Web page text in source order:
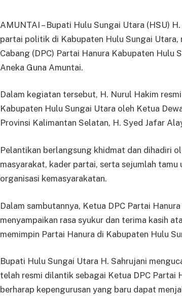
AMUNTAI – Bupati Hulu Sungai Utara (HSU)
partai politik di Kabupaten Hulu Sungai
Cabang (DPC) Partai Hanura Kabupaten Hulu
Aneka Guna Amuntai.
Dalam kegiatan tersebut, H. Nurul Hakim
Kabupaten Hulu Sungai Utara oleh Ketua
Provinsi Kalimantan Selatan, H. Syed Jafar
Pelantikan berlangsung khidmat dan dihadiri
masyarakat, kader partai, serta sejumlah
organisasi kemasyarakatan.
Dalam sambutannya, Ketua DPC Partai
menyampaikan rasa syukur dan terima kasih
memimpin Partai Hanura di Kabupaten Hulu
Bupati Hulu Sungai Utara H. Sahrujani
telah resmi dilantik sebagai Ketua DPC Partai
berharap kepengurusan yang baru dapat